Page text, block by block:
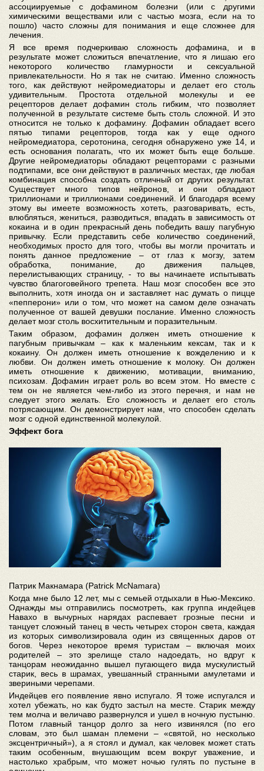
ассоциируемые с дофамином болезни (или с другими
химическими веществами или с частью мозга, если на то
пошло) часто сложны для понимания и еще сложнее для
лечения.
Я все время подчеркиваю сложность дофамина, и в
результате может сложиться впечатление, что я лишаю его
некоторого количество гламурности и сексуальной
привлекательности. Но я так не считаю. Именно сложность
того, как действуют нейромедиаторы и делает его столь
удивительным. Простота отдельной молекулы и ее
рецепторов делает дофамин столь гибким, что позволяет
полученной в результате системе быть столь сложной. И это
относится не только к дофамину. Дофамин обладает всего
пятью типами рецепторов, тогда как у еще одного
нейромедиатора, серотонина, сегодня обнаружено уже 14, и
есть основания полагать, что их может быть еще больше.
Другие нейромедиаторы обладают рецепторами с разными
подтипами, все они действуют в различных местах, где любая
комбинация способна создать отличный от других результат.
Существует много типов нейронов, и они обладают
триллионами и триллионами соединений. И благодаря всему
этому вы имеете возможность хотеть, разговаривать, есть,
влюбляться, жениться, разводиться, впадать в зависимость от
кокаина и в один прекрасный день победить вашу пагубную
привычку. Если представить себе количество соединений,
необходимых просто для того, чтобы вы могли прочитать и
понять данное предложение – от глаз к могзу, затем
обработка, понимание, до движения пальцев,
перелистывающих страницу, - то вы начинаете испытывать
чувство благоговейного трепета. Наш мозг способен все это
выполнить, хотя иногда он и заставляет нас думать о пицце
«пепперони» или о том, что может на самом деле означать
полученное от вашей девушки послание. Именно сложность
делает мозг столь восхитительным и поразительным.
Таким образом, дофамин должен иметь отношение к
пагубным привычкам – как к маленьким кексам, так и к
кокаину. Он должен иметь отношение к вожделению и к
любви. Он должен иметь отношение к молоку. Он должен
иметь отношение к движению, мотивации, вниманию,
психозам. Дофамин играет роль во всем этом. Но вместе с
тем он не является чем-либо из этого перечня, и нам не
следует этого желать. Его сложность и делает его столь
потрясающим. Он демонстрирует нам, что способен сделать
мозг с одной единственной молекулой.
Эффект бога
Патрик Макнамара (Patrick McNamara)
Когда мне было 12 лет, мы с семьей отдыхали в Нью-Мексико.
Однажды мы отправились посмотреть, как группа индейцев
Навахо в вычурных нарядах распевает грозные песни и
танцует сложный танец в честь четырех сторон света, каждая
из которых символизировала один из священных даров от
богов. Через некоторое время туристам – включая моих
родителей – это зрелище стало надоедать, но вдруг к
танцорам неожиданно вышел пугающего вида мускулистый
старик, весь в шрамах, увешанный странными амулетами и
звериными черепами.
Индейцев его появление явно испугало. Я тоже испугался и
хотел убежать, но как будто застыл на месте. Старик между
тем молча и величаво развернулся и ушел в ночную пустыню.
Потом главный танцор долго за него извинялся (по его
словам, это был шаман племени – «святой, но несколько
эксцентричный»), а я стоял и думал, как человек может стать
таким особенным, внушающим всем вокруг уважение, и
настолько храбрым, что может ночью гулять по пустыне в